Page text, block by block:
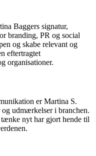
Baggers signatur,
branding, PR og social
og skabe relevant og
eftertragtet
organisationer.
er Martina S.
udmærkelser i branchen.
nyt har gjort hende til